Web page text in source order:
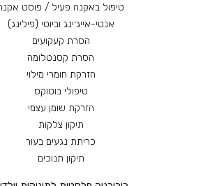
טיפול באקנה פעיל / פוסט
אנטי-אייג׳ינג וביוטי (פילינג)
הסרת קעקועים
הסרת קסנטלומה
הזרקת חומרי מילוי
טיפולי בוטוקס
הזרקת שומן עצמי
תיקון צלקות
כריתת נגעים בעור
תיקון תנוכים